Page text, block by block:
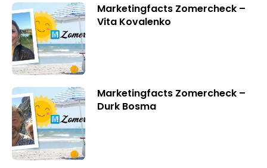
Marketingfacts Zomercheck –
Vita Kovalenko
Marketingfacts Zomercheck –
Durk Bosma